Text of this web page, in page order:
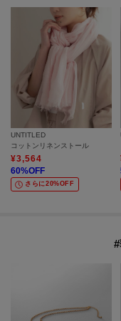
UNTITLED
コットンリネンストール
¥3,564
60%OFF
さらに20%OFF